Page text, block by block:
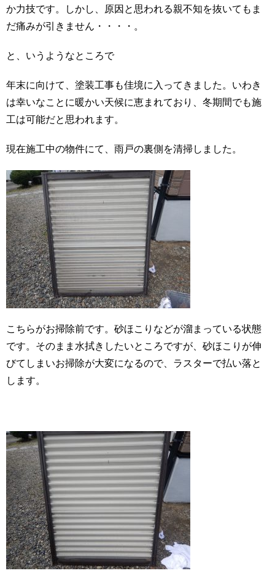
か力技です。しかし、原因と思われる親不知を抜いてもま
だ痛みが引きません・・・・。
と、いうようなところで
年末に向けて、塗装工事も佳境に入ってきました。いわき
は幸いなことに暖かい天候に恵まれており、冬期間でも施
工は可能だと思われます。
現在施工中の物件にて、雨戸の裏側を清掃しました。
こちらがお掃除前です。砂ほこりなどが溜まっている状態
です。そのまま水拭きしたいところですが、砂ほこりが伸
びてしまいお掃除が大変になるので、ラスターで払い落と
します。